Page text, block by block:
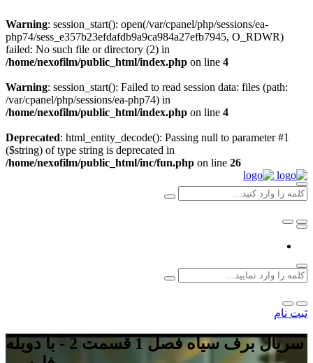
Warning: session_start(): open(/var/cpanel/php/sessions/ea-
php74/sess_e357b23efdafdb9a9ca984a27efb7945, O_RDWR)
failed: No such file or directory (2) in
/home/nexofilm/public_html/index.php on line 4
Warning: session_start(): Failed to read session data: files (path:
/var/cpanel/php/sessions/ea-php74) in
/home/nexofilm/public_html/index.php on line 4
Deprecated: html_entity_decode(): Passing null to parameter #1
($string) of type string is deprecated in
/home/nexofilm/public_html/inc/fun.php on line 26
ثبت نام
سریال برف سیاه فصل 1 قسمت 2 - با دوبله